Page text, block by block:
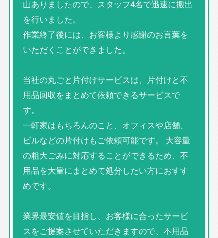
山ありましたので、スタッフ4名で迅速に搬出
を行いました。
作業終了後には、お客様より感謝のお言葉を
いただくことができました。
当社の丸ごと片付けサービスは、片付けと不
用品回収をまとめて依頼できるサービスで
す。
一軒家はもちろんのこと、オフィスや店舗、
ビルなどの片付けもご依頼可能です。 大容量
の粗大ごみに対応することができるため、不
用品を大量にまとめて処分したい方におすす
めです。
業界最安値を目指し、お客様に合ったサービ
スをご提案させていただきますので、不用品